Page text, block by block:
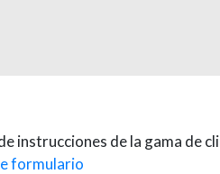
instrucciones de la gama de
formulario